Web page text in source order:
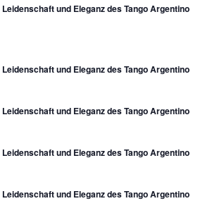
und Eleganz des Tango Argentino
und Eleganz des Tango Argentino
und Eleganz des Tango Argentino
und Eleganz des Tango Argentino
und Eleganz des Tango Argentino